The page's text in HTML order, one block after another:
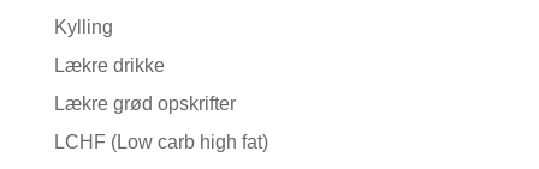
Kylling
Lækre drikke
Lækre grød opskrifter
LCHF (Low carb high fat)